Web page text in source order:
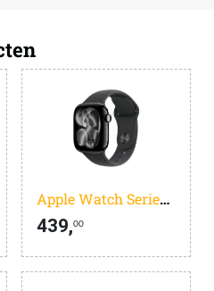
Apple Watch Series 11
439,00